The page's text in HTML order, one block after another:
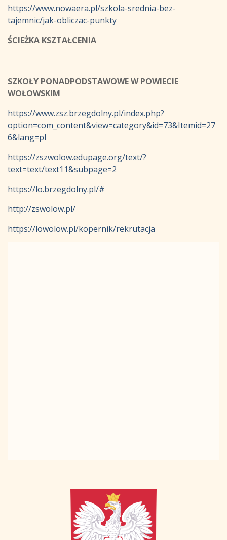
https://www.nowaera.pl/szkola-srednia-bez-
tajemnic/jak-obliczac-punkty
ŚCIEŻKA KSZTAŁCENIA
SZKOŁY PONADPODSTAWOWE W POWIECIE
WOŁOWSKIM
https://www.zsz.brzegdolny.pl/index.php?
option=com_content&view=category&id=73&Itemid=27
6&lang=pl
https://zszwolow.edupage.org/text/?
text=text/text11&subpage=2
https://lo.brzegdolny.pl/#
http://zswolow.pl/
https://lowolow.pl/kopernik/rekrutacja